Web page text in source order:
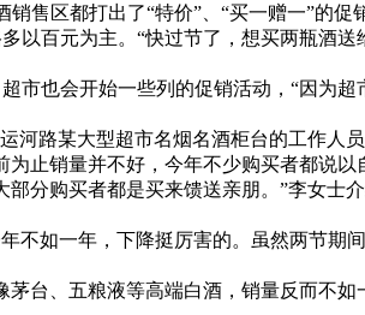
区都打出了“特价”、“买一赠一”的促
百元为主。“快过节了，想买两瓶酒
也会开始一些列的促销活动，“因为超
路某大型超市名烟名酒柜台的工作人
止销量并不好，今年不少购买者都说以
购买者都是买来馈送亲朋。”李女士
如一年，下降挺厉害的。虽然两节期
、五粮液等高端白酒，销量反而不如